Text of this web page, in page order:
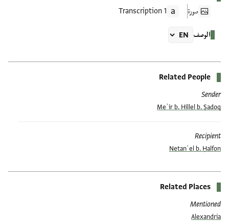
صورة
1 Transcription
الوصف
Related People
Sender
Meʾir b. Hillel b. Ṣadoq
Recipient
Netanʾel b. Ḥalfon
Related Places
Mentioned
Alexandria